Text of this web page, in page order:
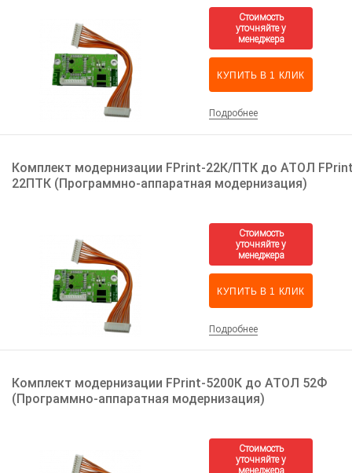
КУПИТЬ В 1 КЛИК
Подробнее
Комплект модернизации FPrint-22К/ПТК до АТОЛ
22ПТК (Программно-аппаратная модернизация)
КУПИТЬ В 1 КЛИК
Подробнее
Комплект модернизации FPrint-5200К до АТОЛ 52Ф
(Программно-аппаратная модернизация)